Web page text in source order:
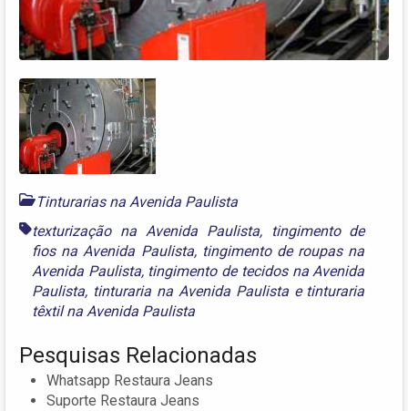
Tinturarias na Avenida Paulista
texturização na Avenida Paulista,
tingimento de
fios na Avenida Paulista, tingimento de roupas na
Avenida Paulista, tingimento de tecidos na Avenida
Paulista, tinturaria na Avenida Paulistae tinturaria
têxtil na Avenida Paulista
Pesquisas Relacionadas
Whatsapp Restaura Jeans
Suporte Restaura Jeans